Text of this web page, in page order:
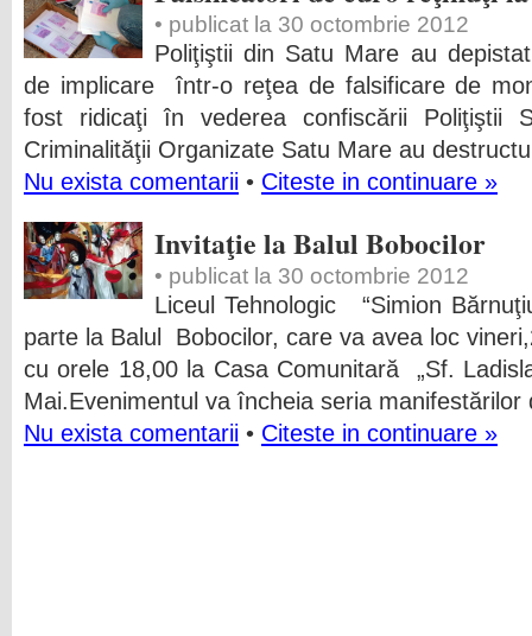
• publicat la 30 octombrie 2012
Poliţiştii din Satu Mare au
de implicare într-o reţea de falsificare de
fost ridicaţi în vederea confiscării Poliţiştii
Criminalităţii Organizate Satu Mare au
Nu exista comentarii • Citeste in continuare »
Invitaţie la Balul Bobocilor
• publicat la 30 octombrie 2012
Liceul Tehnologic “Simion
parte la Balul Bobocilor, care va avea loc
cu orele 18,00 la Casa Comunitară „Sf.
Mai.Evenimentul va încheia seria manifestărilor
Nu exista comentarii • Citeste in continuare »